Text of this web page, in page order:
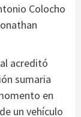
Colocho
acreditó
sumaria
en
un vehículo